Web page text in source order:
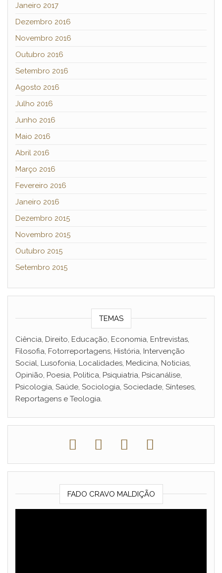
Janeiro 2017
Dezembro 2016
Novembro 2016
Outubro 2016
Setembro 2016
Agosto 2016
Julho 2016
Junho 2016
Maio 2016
Abril 2016
Março 2016
Fevereiro 2016
Janeiro 2016
Dezembro 2015
Novembro 2015
Outubro 2015
Setembro 2015
TEMAS
Ciência, Direito, Educação, Economia, Entrevistas,
Filosofia, Fotorreportagens, História, Intervenção
Social, Lusofonia, Localidades, Medicina, Noticias,
Opinião, Poesia, Politica, Psiquiatria, Psicanálise,
Psicologia, Saúde, Sociologia, Sociedade, Sínteses,
Reportagens e Teologia.
FADO CRAVO MALDIÇÃO